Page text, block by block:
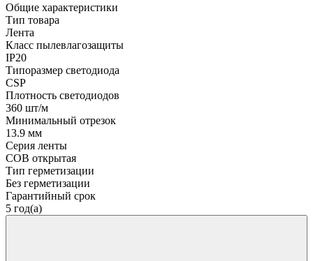
Общие характеристики
Тип товара
Лента
Класс пылевлагозащиты
IP20
Типоразмер светодиода
CSP
Плотность светодиодов
360 шт/м
Минимальный отрезок
13.9 мм
Серия ленты
COB открытая
Тип герметизации
Без герметизации
Гарантийный срок
5 год(а)